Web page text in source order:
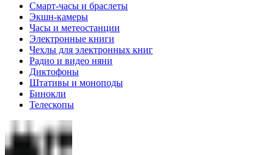
Смарт-часы и браслеты
Экшн-камеры
Часы и метеостанции
Электронные книги
Чехлы для электронных книг
Радио и видео няни
Диктофоны
Штативы и моноподы
Бинокли
Телескопы